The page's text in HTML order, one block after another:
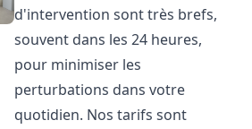
d'intervention sont très brefs,
souvent dans les 24 heures,
pour minimiser les
perturbations dans votre
quotidien. Nos tarifs sont